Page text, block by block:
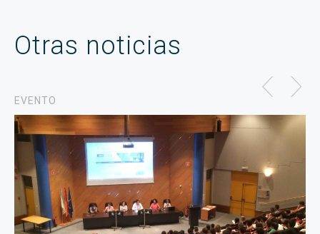
Otras noticias
EVENTO